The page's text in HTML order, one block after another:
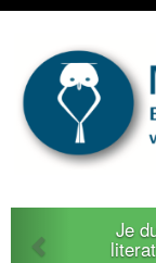
Je
Previous